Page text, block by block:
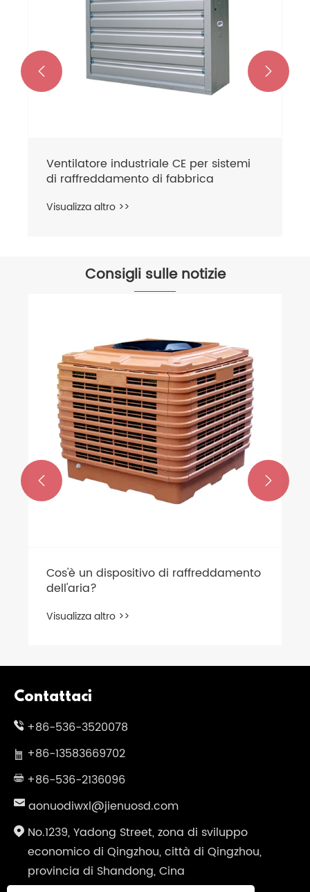
Ventilatore industriale CE per sistemi
di raffreddamento di fabbrica
Visualizza altro >>
 
Consigli sulle notizie
Cos'è un dispositivo di raffreddamento
dell'aria?
Visualizza altro >>
 
Contattaci
+86-536-3520078
+86-13583669702
+86-536-2136096
aonuodiwxl@jienuosd.com
No.1239, Yadong Street, zona di sviluppo
economico di Qingzhou, città di Qingzhou,
provincia di Shandong, Cina